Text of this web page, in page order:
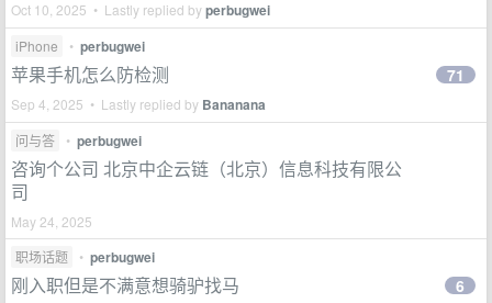
Oct 10, 2025 • Lastly replied byperbugwei
iPhone • perbugwei
苹果手机怎么防检测
Sep 4, 2025 • Lastly replied by Bananana
71
问与答 • perbugwei
咨询个公司 北京中企云链（北京）信息科技有限公
司
May 24, 2025
职场话题
• perbugwei
刚入职但是不满意想骑驴找马 6